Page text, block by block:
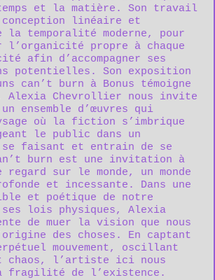
et la matière. Son travail
conception linéaire et
la temporalité moderne, pour
l’organicité propre à chaque
afin d’accompagner ses
potentielles. Son exposition
can’t burn à Bonus témoigne
Alexia Chevrollier nous invite
ensemble d’œuvres qui
où la fiction s’imbrique
le public dans un
se faisant et entrain de se
burn est une invitation à
regard sur le monde, un monde
et incessante. Dans une
et poétique de notre
lois physiques, Alexia
de muer la vision que nous
des choses. En captant
mouvement, oscillant
chaos, l’artiste ici nous
fragilité de l’existence.